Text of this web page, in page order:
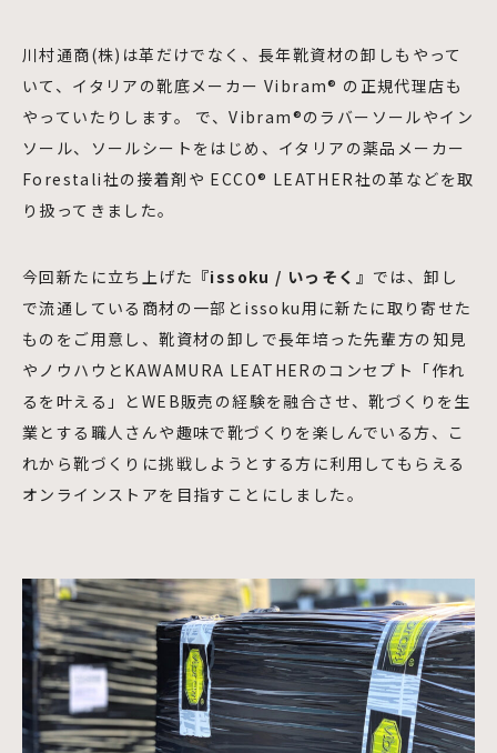
川村通商(株)は革だけでなく、長年靴資材の卸しもやって
いて、イタリアの靴底メーカー Vibram®︎ の正規代理店も
やっていたりします。 で、Vibram®︎のラバーソールやイン
ソール、ソールシートをはじめ、イタリアの薬品メーカー
Forestali社の接着剤や ECCO®︎ LEATHER社の革などを取
り扱ってきました。
今回新たに立ち上げた 『issoku / いっそく』 では、卸し
で流通している商材の一部とissoku用に新たに取り寄せた
ものをご用意し、靴資材の卸しで長年培った先輩方の知見
やノウハウとKAWAMURA LEATHERのコンセプト「作れ
るを叶える」とWEB販売の経験を融合させ、靴づくりを生
業とする職人さんや趣味で靴づくりを楽しんでいる方、こ
れから靴づくりに挑戦しようとする方に利用してもらえる
オンラインストアを目指すことにしました。